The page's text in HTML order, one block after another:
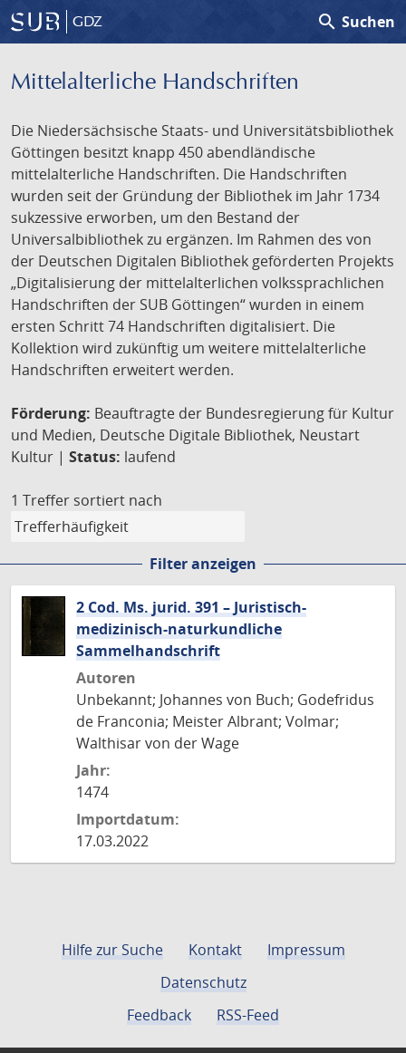
GDZ search Suchen
Mittelalterliche Handschriften
Die Niedersächsische Staats- und Universitätsbibliothek
Göttingen besitzt knapp 450 abendländische
mittelalterliche Handschriften. Die Handschriften
wurden seit der Gründung der Bibliothek im Jahr 1734
sukzessive erworben, um den Bestand der
Universalbibliothek zu ergänzen. Im Rahmen des von
der Deutschen Digitalen Bibliothek geförderten Projekts
„Digitalisierung der mittelalterlichen volkssprachlichen
Handschriften der SUB Göttingen“ wurden in einem
ersten Schritt 74 Handschriften digitalisiert. Die
Kollektion wird zukünftig um weitere mittelalterliche
Handschriften erweitert werden.
Förderung: Beauftragte der Bundesregierung für Kultur
und Medien, Deutsche Digitale Bibliothek, Neustart
Kultur | Status: laufend
1 Treffer sortiert nach
Filter anzeigen
2 Cod. Ms. jurid. 391 – Juristisch-
medizinisch-naturkundliche
Sammelhandschrift
Autoren
Unbekannt; Johannes von Buch; Godefridus
de Franconia; Meister Albrant; Volmar;
Walthisar von der Wage
Jahr:
1474
Importdatum:
17.03.2022
Hilfe zur Suche Kontakt
Impressum
Datenschutz
Feedback
RSS-Feed